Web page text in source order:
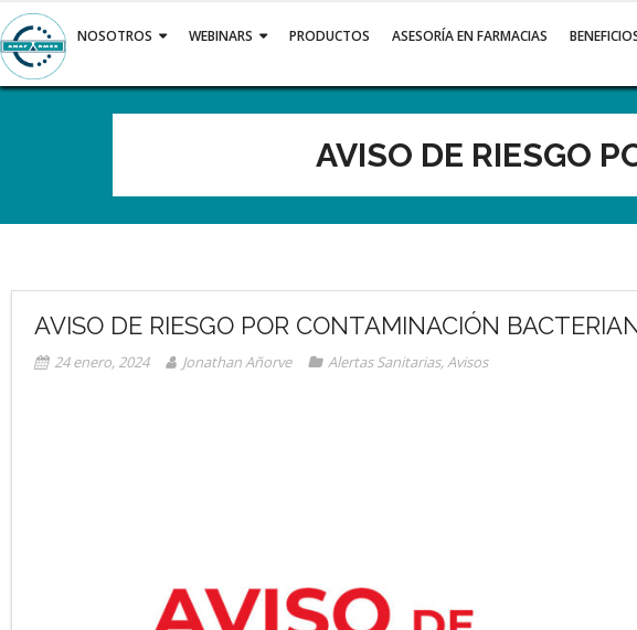
NOSOTROS WEBINARS PRODUCTOS ASESORÍA EN FARMACIAS
AVISO DE RIESGO
AVISO DE RIESGO POR CONTAMINACIÓN
24 enero, 2024 Jonathan Añorve Alertas Sanitarias,Avisos